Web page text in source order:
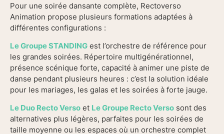
Pour une soirée dansante complète, Rectoverso
Animation propose plusieurs formations adaptées à
différentes configurations :
Le Groupe STANDING est l’orchestre de référence pour
les grandes soirées. Répertoire multigénérationnel,
présence scénique forte, capacité à animer une piste de
danse pendant plusieurs heures : c’est la solution idéale
pour les mariages, les galas et les soirées à forte jauge.
Le Duo Recto Verso et Le Groupe Recto Verso sont des
alternatives plus légères, parfaites pour les soirées de
taille moyenne ou les espaces où un orchestre complet